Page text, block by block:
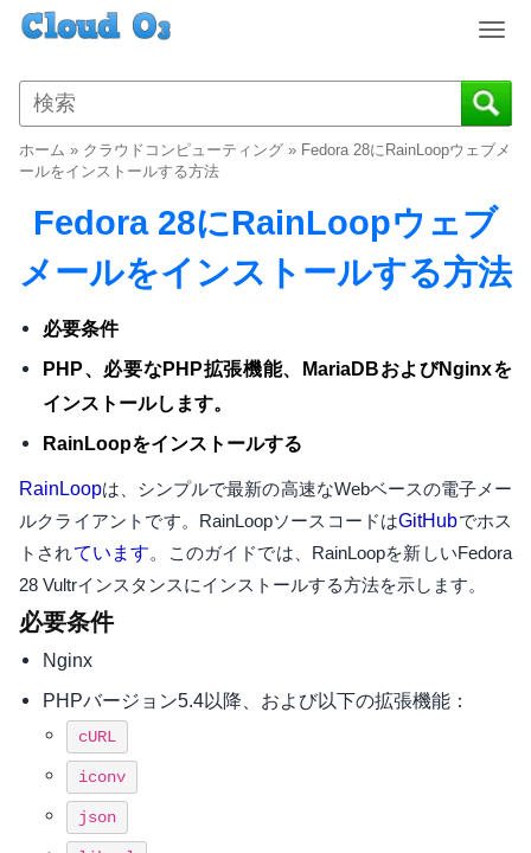
T
g
g
e
a
i
g
i
ホーム » クラウドコンピューティング » Fedora 28にRainLoopウェブメ
ールをインストールする方法
Fedora 28にRainLoopウェブ
メールをインストールする方法
必要条件
PHP、必要なPHP拡張機能、MariaDBおよびNginxを
インストールします。
RainLoopをインストールする
RainLoopは、シンプルで最新の高速なWebベースの電子メー
ルクライアントです。RainLoopソースコードはGitHubでホス
トされています。このガイドでは、RainLoopを新しいFedora
28 Vultrインスタンスにインストールする方法を示します。
必要条件
Nginx
PHPバージョン5.4以降、および以下の拡張機能：
cURL
iconv
json